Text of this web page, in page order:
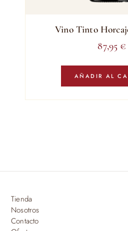
Vino Tinto
87,95 €
AÑADIR AL
Tienda
Nosotros
Contacto